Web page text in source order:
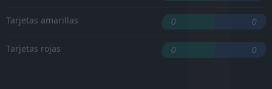
Tarjetas amarillas 0 0
Tarjetas rojas 0 0